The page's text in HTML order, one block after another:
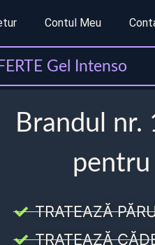
Contul Meu
Gel Intenso
Brandul
pentru
TRATEAZĂ
TRATEAZĂ